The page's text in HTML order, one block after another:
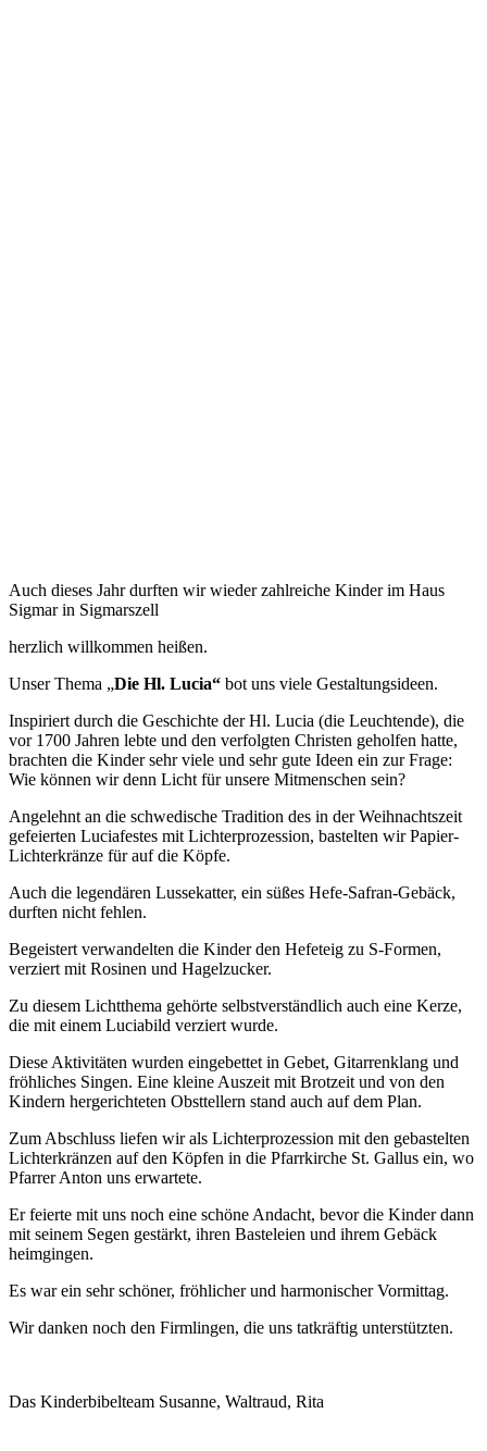
Auch dieses Jahr durften wir wieder zahlreiche Kinder im Haus
Sigmar in Sigmarszell
herzlich willkommen heißen.
Unser Thema „Die Hl. Lucia“ bot uns viele Gestaltungsideen.
Inspiriert durch die Geschichte der Hl. Lucia (die Leuchtende), die
vor 1700 Jahren lebte und den verfolgten Christen geholfen hatte,
brachten die Kinder sehr viele und sehr gute Ideen ein zur Frage:
Wie können wir denn Licht für unsere Mitmenschen sein?
Angelehnt an die schwedische Tradition des in der Weihnachtszeit
gefeierten Luciafestes mit Lichterprozession, bastelten wir Papier-
Lichterkränze für auf die Köpfe.
Auch die legendären Lussekatter, ein süßes Hefe-Safran-Gebäck,
durften nicht fehlen.
Begeistert verwandelten die Kinder den Hefeteig zu S-Formen,
verziert mit Rosinen und Hagelzucker.
Zu diesem Lichtthema gehörte selbstverständlich auch eine Kerze,
die mit einem Luciabild verziert wurde.
Diese Aktivitäten wurden eingebettet in Gebet, Gitarrenklang und
fröhliches Singen. Eine kleine Auszeit mit Brotzeit und von den
Kindern hergerichteten Obsttellern stand auch auf dem Plan.
Zum Abschluss liefen wir als Lichterprozession mit den gebastelten
Lichterkränzen auf den Köpfen in die Pfarrkirche St. Gallus ein, wo
Pfarrer Anton uns erwartete.
Er feierte mit uns noch eine schöne Andacht, bevor die Kinder dann
mit seinem Segen gestärkt, ihren Basteleien und ihrem Gebäck
heimgingen.
Es war ein sehr schöner, fröhlicher und harmonischer Vormittag.
Wir danken noch den Firmlingen, die uns tatkräftig unterstützten.
Das Kinderbibelteam Susanne, Waltraud, Rita